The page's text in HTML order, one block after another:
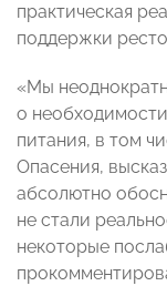
практическая
поддержки
«Мы
о
питания, в том
Опасения,
абсолютно
не стали
некоторые